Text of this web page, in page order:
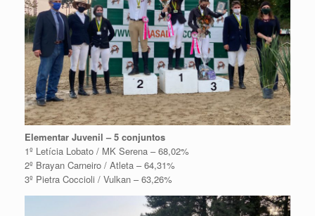
Elementar Juvenil – 5 conjuntos
1º Letícia Lobato / MK Serena – 68,02%
2º Brayan Carneiro / Atleta – 64,31%
3º Pietra Coccioli / Vulkan – 63,26%